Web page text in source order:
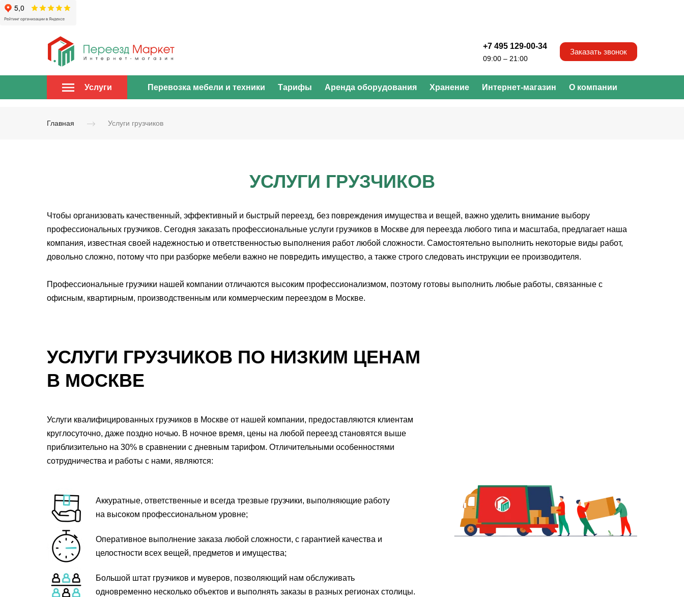
+7 495 129-00-34
09:00 – 21:00
Заказать звонок
Услуги Перевозка мебели и техники Тарифы Аренда оборудования Хранение Интернет-магазин О компании
Главная Услуги грузчиков
УСЛУГИ ГРУЗЧИКОВ
Чтобы организовать качественный, эффективный и быстрый переезд, без повреждения имущества и вещей, важно уделить внимание выбору
профессиональных грузчиков. Сегодня заказать профессиональные услуги грузчиков в Москве для переезда любого типа и масштаба, предлагает наша
компания, известная своей надежностью и ответственностью выполнения работ любой сложности. Самостоятельно выполнить некоторые виды работ,
довольно сложно, потому что при разборке мебели важно не повредить имущество, а также строго следовать инструкции ее производителя.
Профессиональные грузчики нашей компании отличаются высоким профессионализмом, поэтому готовы выполнить любые работы, связанные с
офисным, квартирным, производственным или коммерческим переездом в Москве.
УСЛУГИ ГРУЗЧИКОВ ПО НИЗКИМ ЦЕНАМ
В МОСКВЕ
Услуги квалифицированных грузчиков в Москве от нашей компании, предоставляются клиентам
круглосуточно, даже поздно ночью. В ночное время, цены на любой переезд становятся выше
приблизительно на 30% в сравнении с дневным тарифом. Отличительными особенностями
сотрудничества и работы с нами, являются:
Аккуратные, ответственные и всегда трезвые грузчики, выполняющие работу
на высоком профессиональном уровне;
Оперативное выполнение заказа любой сложности, с гарантией качества и
целостности всех вещей, предметов и имущества;
Большой штат грузчиков и муверов, позволяющий нам обслуживать
одновременно несколько объектов и выполнять заказы в разных регионах столицы.